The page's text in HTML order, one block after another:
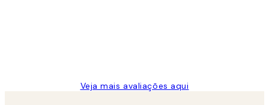
Veja mais avaliações aqui